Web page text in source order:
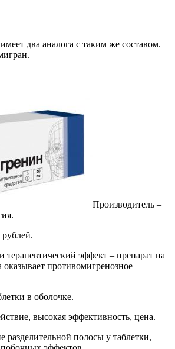
два аналога с таким же составом.
Производитель –
эффект – препарат на
оказывает противомигренозное
в оболочке.
высокая эффективность, цена.
разделительной полосы у таблетки,